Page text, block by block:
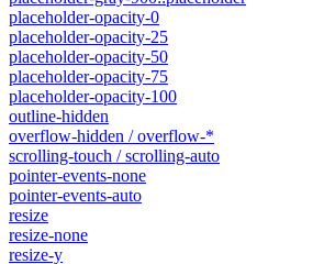
placeholder-opacity-0
placeholder-opacity-25
placeholder-opacity-50
placeholder-opacity-75
placeholder-opacity-100
outline-hidden
overflow-hidden / overflow-*
scrolling-touch / scrolling-auto
pointer-events-none
pointer-events-auto
resize
resize-none
resize-y